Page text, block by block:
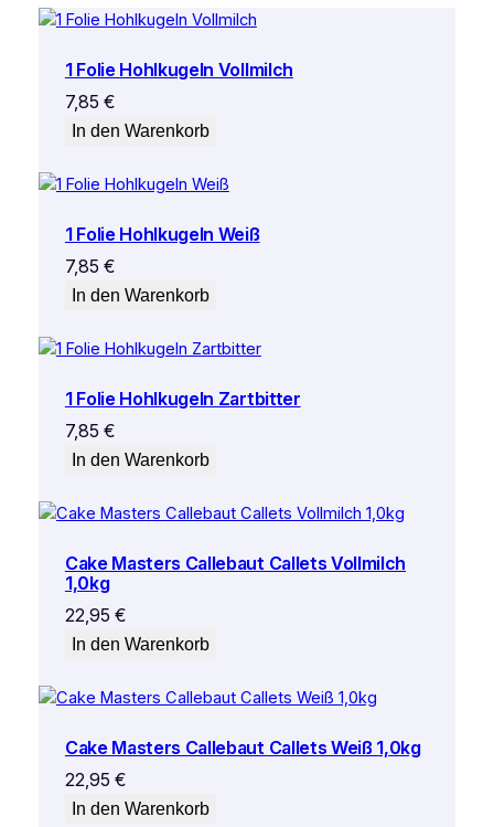
1 Folie Hohlkugeln Vollmilch
7,85 €
In den Warenkorb
1 Folie Hohlkugeln Weiß
7,85 €
In den Warenkorb
1 Folie Hohlkugeln Zartbitter
7,85 €
In den Warenkorb
Cake Masters Callebaut Callets Vollmilch
1,0kg
22,95 €
In den Warenkorb
Cake Masters Callebaut Callets Weiß 1,0kg
22,95 €
In den Warenkorb